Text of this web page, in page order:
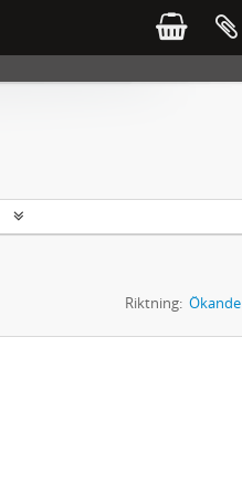
Riktning: Ökande